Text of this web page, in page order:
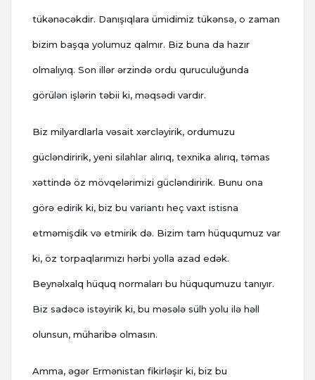
tükənəcəkdir. Danışıqlara ümidimiz tükənsə, o zaman
bizim başqa yolumuz qalmır. Biz buna da hazır
olmalıyıq. Son illər ərzində ordu quruculuğunda
görülən işlərin təbii ki, məqsədi vardır.
Biz milyardlarla vəsait xərcləyirik, ordumuzu
gücləndiririk, yeni silahlar alırıq, texnika alırıq, təmas
xəttində öz mövqelərimizi gücləndiririk. Bunu ona
görə edirik ki, biz bu variantı heç vaxt istisna
etməmişdik və etmirik də. Bizim tam hüququmuz var
ki, öz torpaqlarımızı hərbi yolla azad edək.
Beynəlxalq hüquq normaları bu hüququmuzu tanıyır.
Biz sadəcə istəyirik ki, bu məsələ sülh yolu ilə həll
olunsun, müharibə olmasın.
Amma, əgər Ermənistan fikirləşir ki, biz bu